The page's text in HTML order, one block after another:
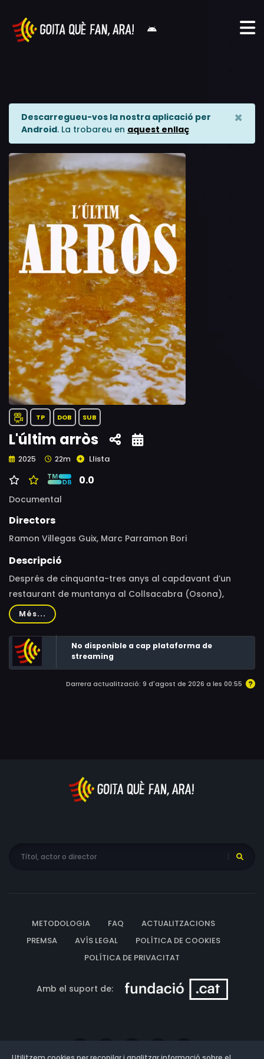
Descarregueu-vos la nostra aplicació per
Android. La trobareu en aquest enllaç
×
TP DOB SUB
L'últim arròs
2025 22m Llista
0.0
Documental
Directors
Ramon Villegas Guix, Marc Parramon Bori
Descripció
Després de cinquanta-tres anys al capdavant d’un
restaurant de muntanya al Collsacabra (Osona),
Montserrat, Maria i Pilar s'acomiaden, dient que les
acomiaden: “Perquè ja som velles...”Es tracta d’un
document etnogràfic i cultural que mostra una manera
de fer i de ser que esdevé història. L’últim servei al
restaurant de Cabrera abans del relleu generacional.
Més...
No disponible a cap plataforma de
streaming
Darrera actualització: 9 d'agost de 2026 a les 00:55
METODOLOGIA FAQ
ACTUALITZACIONS
PREMSA
AVÍS LEGAL
POLÍTICA DE COOKIES
POLÍTICA DE PRIVACITAT
Amb el suport de: